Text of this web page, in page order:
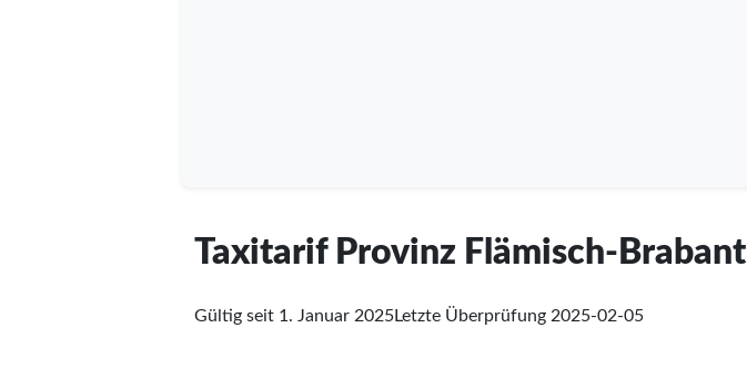
Taxitarif Provinz Flämisch-Brabant
Gültig seit 1. Januar 2025Letzte Überprüfung 2025-02-05